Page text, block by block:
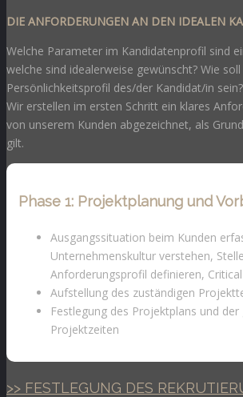
DIE ANFORDERUNGEN AN DEN IDEALEN
Welche Parameter im Kandidatenprofil sind
welche sind idealerweise gewünscht? Wie soll
Persönlichkeitsprofil des/der Kandidat/in sein?
Wir erstellen im ersten Schritt ein klares
von unserem Kunden abgezeichnet, als
gilt.
Phase 1: Projektplanung und
Ausgangssituation beim Kunden
Unternehmenskultur verstehen,
Anforderungsprofil definieren,
Aufstellung des zuständigen
Festlegung des Projektplans und der
Projektzeiten
>> FESTLEGUNG DES